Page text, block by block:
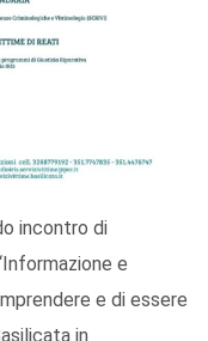
incontro di
e
e di essere
in